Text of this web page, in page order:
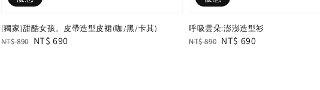
[獨家]甜酷女孩。皮帶造型皮裙(咖/黑/卡其)
Regular
NT$ 890 Sale
NT$ 690
呼吸雲朵:澎澎造型衫
Regular
NT$ 890 Sale
NT$ 690